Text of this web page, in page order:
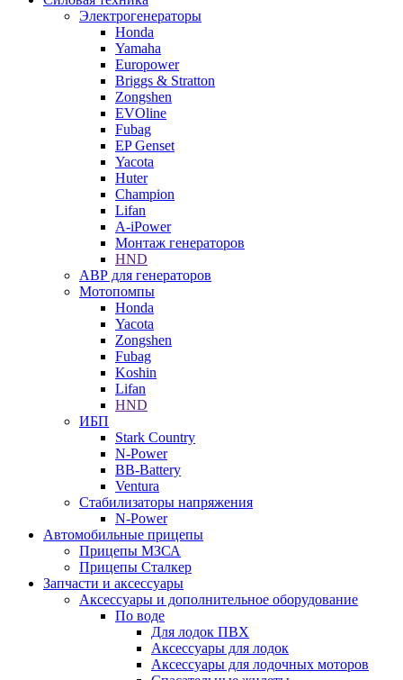
Электрогенераторы
Honda
Yamaha
Europower
Briggs & Stratton
Zongshen
EVOline
Fubag
EP Genset
Yacota
Huter
Champion
Lifan
A-iPower
Монтаж генераторов
HND
АВР для генераторов
Мотопомпы
Honda
Yacota
Zongshen
Fubag
Koshin
Lifan
HND
ИБП
Stark Country
N-Power
BB-Battery
Ventura
Стабилизаторы напряжения
N-Power
Автомобильные прицепы
Прицепы МЗСА
Прицепы Сталкер
Запчасти и аксессуары
Аксессуары и дополнительное оборудование
По воде
Для лодок ПВХ
Аксессуары для лодок
Аксессуары для лодочных моторов